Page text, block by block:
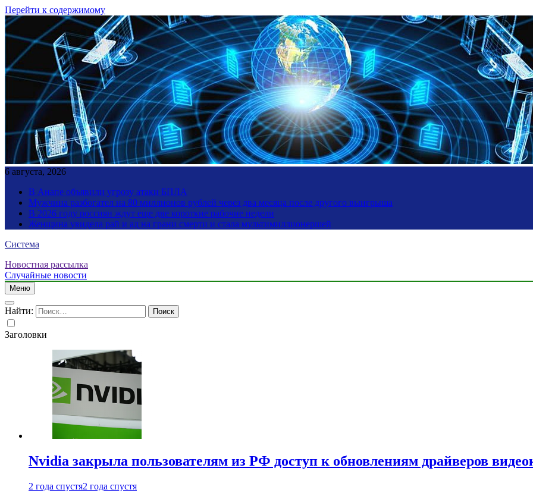
Перейти к содержимому
6 августа, 2026
В Анапе объявили угрозу атаки БПЛА
Мужчина разбогател на 80 миллионов рублей через два месяца после другого выигрыша
В 2026 году россиян ждут еще две короткие рабочие недели
Женщина увидела рай и ад на грани смерти и стала мультимиллионершей
Система
Новостная рассылка
Случайные новости
Меню
Найти:
Заголовки
Nvidia закрыла пользователям из РФ доступ к обновлениям драйверов
2 года спустя2 года спустя